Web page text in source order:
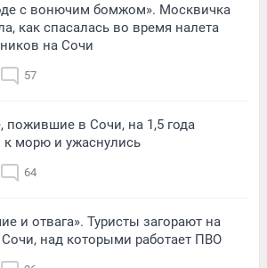
с вонючим бомжом». Москвичка
как спасалась во время налета
на Сочи
57
пожившие в Сочи, на 1,5 года
к морю и ужаснулись
64
и отвага». Туристы загорают на
над которыми работает ПВО